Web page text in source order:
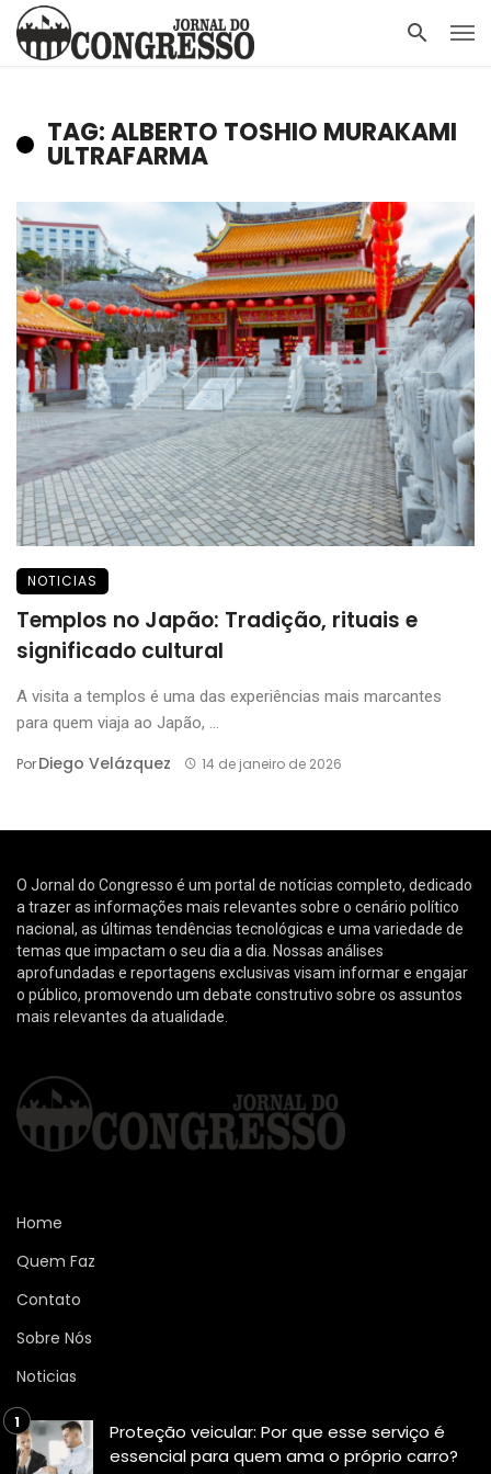
TAG: ALBERTO TOSHIO MURAKAMI
ULTRAFARMA
NOTICIAS
Templos no Japão: Tradição, rituais e
significado cultural
A visita a templos é uma das experiências mais marcantes
para quem viaja ao Japão, ...
PorDiego Velázquez 14 de janeiro de 2026
O Jornal do Congresso é um portal de notícias completo, dedicado
a trazer as informações mais relevantes sobre o cenário político
nacional, as últimas tendências tecnológicas e uma variedade de
temas que impactam o seu dia a dia. Nossas análises
aprofundadas e reportagens exclusivas visam informar e engajar
o público, promovendo um debate construtivo sobre os assuntos
mais relevantes da atualidade.
Home
Quem Faz
Contato
Sobre Nós
Noticias
Proteção veicular: Por que esse serviço é
essencial para quem ama o próprio carro?